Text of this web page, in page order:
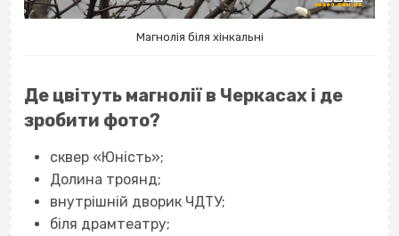
Магнолія біля хінкальні
Де цвітуть магнолії в Черкасах і де
зробити фото?
сквер «Юність»;
Долина троянд;
внутрішній дворик ЧДТУ;
біля драмтеатру;